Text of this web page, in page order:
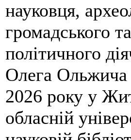
науковця,
громадського та
політичного
Олега Ольжича
2026 року у
обласній